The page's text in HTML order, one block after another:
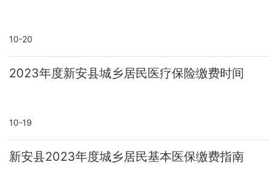
10-20
2023年度新安县城乡居民医疗保险缴费时间
10-19
新安县2023年度城乡居民基本医保缴费指南